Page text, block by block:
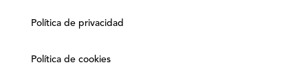
Política de privacidad
Política de cookies